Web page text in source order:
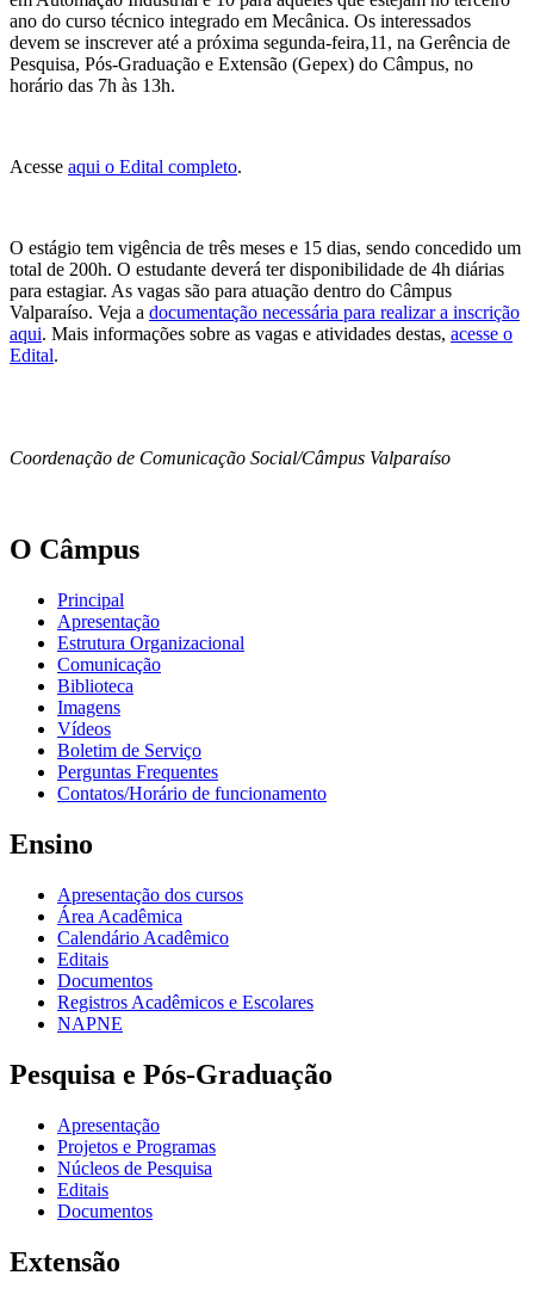
ano do curso técnico integrado em Mecânica. Os interessados
devem se inscrever até a próxima segunda-feira,11, na Gerência de
Pesquisa, Pós-Graduação e Extensão (Gepex) do Câmpus, no
horário das 7h às 13h.
Acesse aqui o Edital completo.
O estágio tem vigência de três meses e 15 dias, sendo concedido um
total de 200h. O estudante deverá ter disponibilidade de 4h diárias
para estagiar. As vagas são para atuação dentro do Câmpus
Valparaíso. Veja a documentação necessária para realizar a inscrição
aqui. Mais informações sobre as vagas e atividades destas, acesse o
Edital.
Coordenação de Comunicação Social/Câmpus Valparaíso
O Câmpus
Principal
Apresentação
Estrutura Organizacional
Comunicação
Biblioteca
Imagens
Vídeos
Boletim de Serviço
Perguntas Frequentes
Contatos/Horário de funcionamento
Ensino
Apresentação dos cursos
Área Acadêmica
Calendário Acadêmico
Editais
Documentos
Registros Acadêmicos e Escolares
NAPNE
Pesquisa e Pós-Graduação
Apresentação
Projetos e Programas
Núcleos de Pesquisa
Editais
Documentos
Extensão